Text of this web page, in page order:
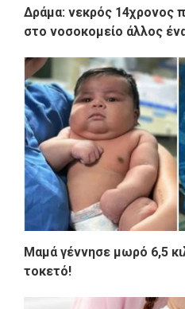
Δράμα: νεκρός 14χρονος
στο νοσοκομείο άλλος
Μαμά γέννησε μωρό 6,5
τοκετό!